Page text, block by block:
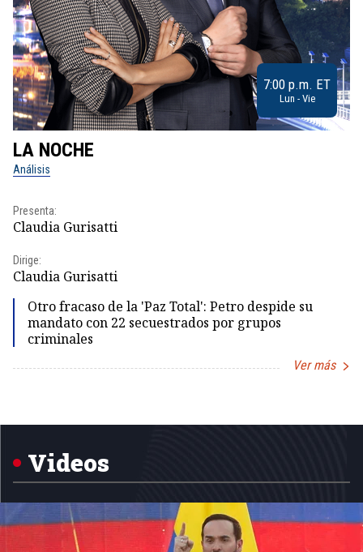
7:00 p.m. ET
Lun - Vie
LA NOCHE
Análisis
Presenta:
Claudia Gurisatti
Dirige:
Claudia Gurisatti
Otro fracaso de la 'Paz Total': Petro despide su
mandato con 22 secuestrados por grupos
criminales
Ver más
5
Videos